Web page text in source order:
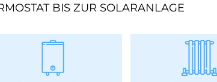
BIS ZUR SOLARANLAGE